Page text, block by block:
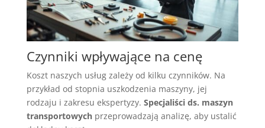
Czynniki wpływające na cenę
Koszt naszych usług zależy od kilku czynników. Na
przykład od stopnia uszkodzenia maszyny, jej
rodzaju i zakresu ekspertyzy. Specjaliści ds. maszyn
transportowychprzeprowadzają analizę, aby ustalić